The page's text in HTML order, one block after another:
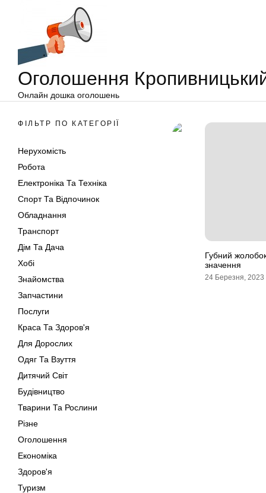
Оголошення
Онлайн дошка оголошень
ФІЛЬТР ПО КАТЕГОРІЇ
Нерухомість
Робота
Електроніка Та Техніка
Спорт Та Відпочинок
Обладнання
Транспорт
Дім Та Дача
Хобі
Знайомства
Запчастини
Послуги
Краса Та Здоров'я
Для Дорослих
Одяг Та Взуття
Дитячий Світ
Будівництво
Тварини Та Рослини
Різне
Оголошення
Економіка
Здоров'я
Туризм
Губний
значення
24 Березня, 2023